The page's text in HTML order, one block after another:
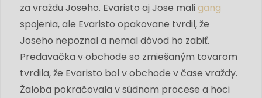
za vraždu Joseho. Evaristo aj Jose mali gang
spojenia, ale Evaristo opakovane tvrdil, že
Joseho nepoznal a nemal dôvod ho zabiť.
Predavačka v obchode so zmiešaným tovarom
tvrdila, že Evaristo bol v obchode v čase vraždy.
Žaloba pokračovala v súdnom procese a hoci